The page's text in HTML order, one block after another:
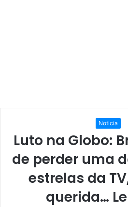
Noticia
Luto na Globo:
de perder uma
estrelas da
querida…